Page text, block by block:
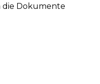
die Dokumente